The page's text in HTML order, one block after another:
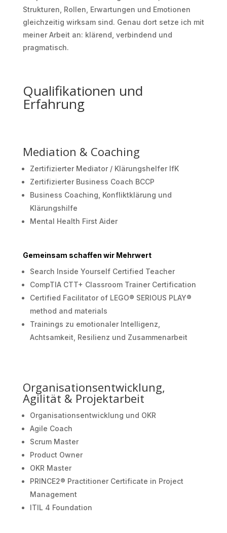
Strukturen, Rollen, Erwartungen und Emotionen
gleichzeitig wirksam sind. Genau dort setze ich mit
meiner Arbeit an: klärend, verbindend und
pragmatisch.
Qualifikationen und
Erfahrung
Mediation & Coaching
Zertifizierter Mediator / Klärungshelfer IfK
Zertifizierter Business Coach BCCP
Business Coaching, Konfliktklärung und
Klärungshilfe
Mental Health First Aider
Gemeinsam schaffen wir Mehrwert
Search Inside Yourself Certified Teacher
CompTIA CTT+ Classroom Trainer Certification
Certified Facilitator of LEGO® SERIOUS PLAY®
method and materials
Trainings zu emotionaler Intelligenz,
Achtsamkeit, Resilienz und Zusammenarbeit
Organisationsentwicklung,
Agilität & Projektarbeit
Organisationsentwicklung und OKR
Agile Coach
Scrum Master
Product Owner
OKR Master
PRINCE2® Practitioner Certificate in Project
Management
ITIL 4 Foundation